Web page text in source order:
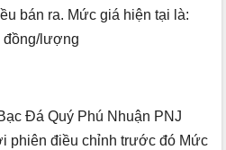
bán ra. Mức giá hiện tại là:
đồng/lượng
Đá Quý Phú Nhuận PNJ
phiên điều chỉnh trước đó Mức